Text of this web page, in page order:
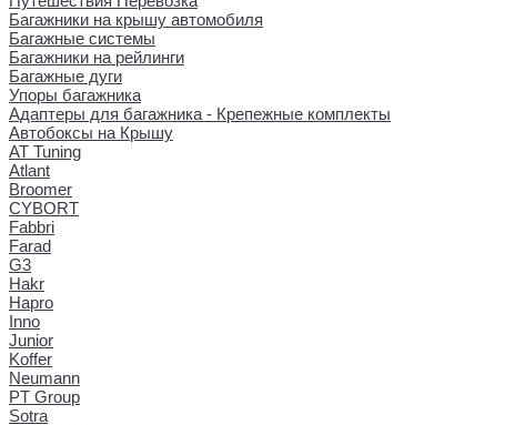
Багажники на крышу автомобиля
Багажные системы
Багажники на рейлинги
Багажные дуги
Упоры багажника
Адаптеры для багажника - Крепежные комплекты
Автобоксы на Крышу
AT Tuning
Atlant
Broomer
CYBORT
Fabbri
Farad
G3
Hakr
Hapro
Inno
Junior
Koffer
Neumann
PT Group
Sotra